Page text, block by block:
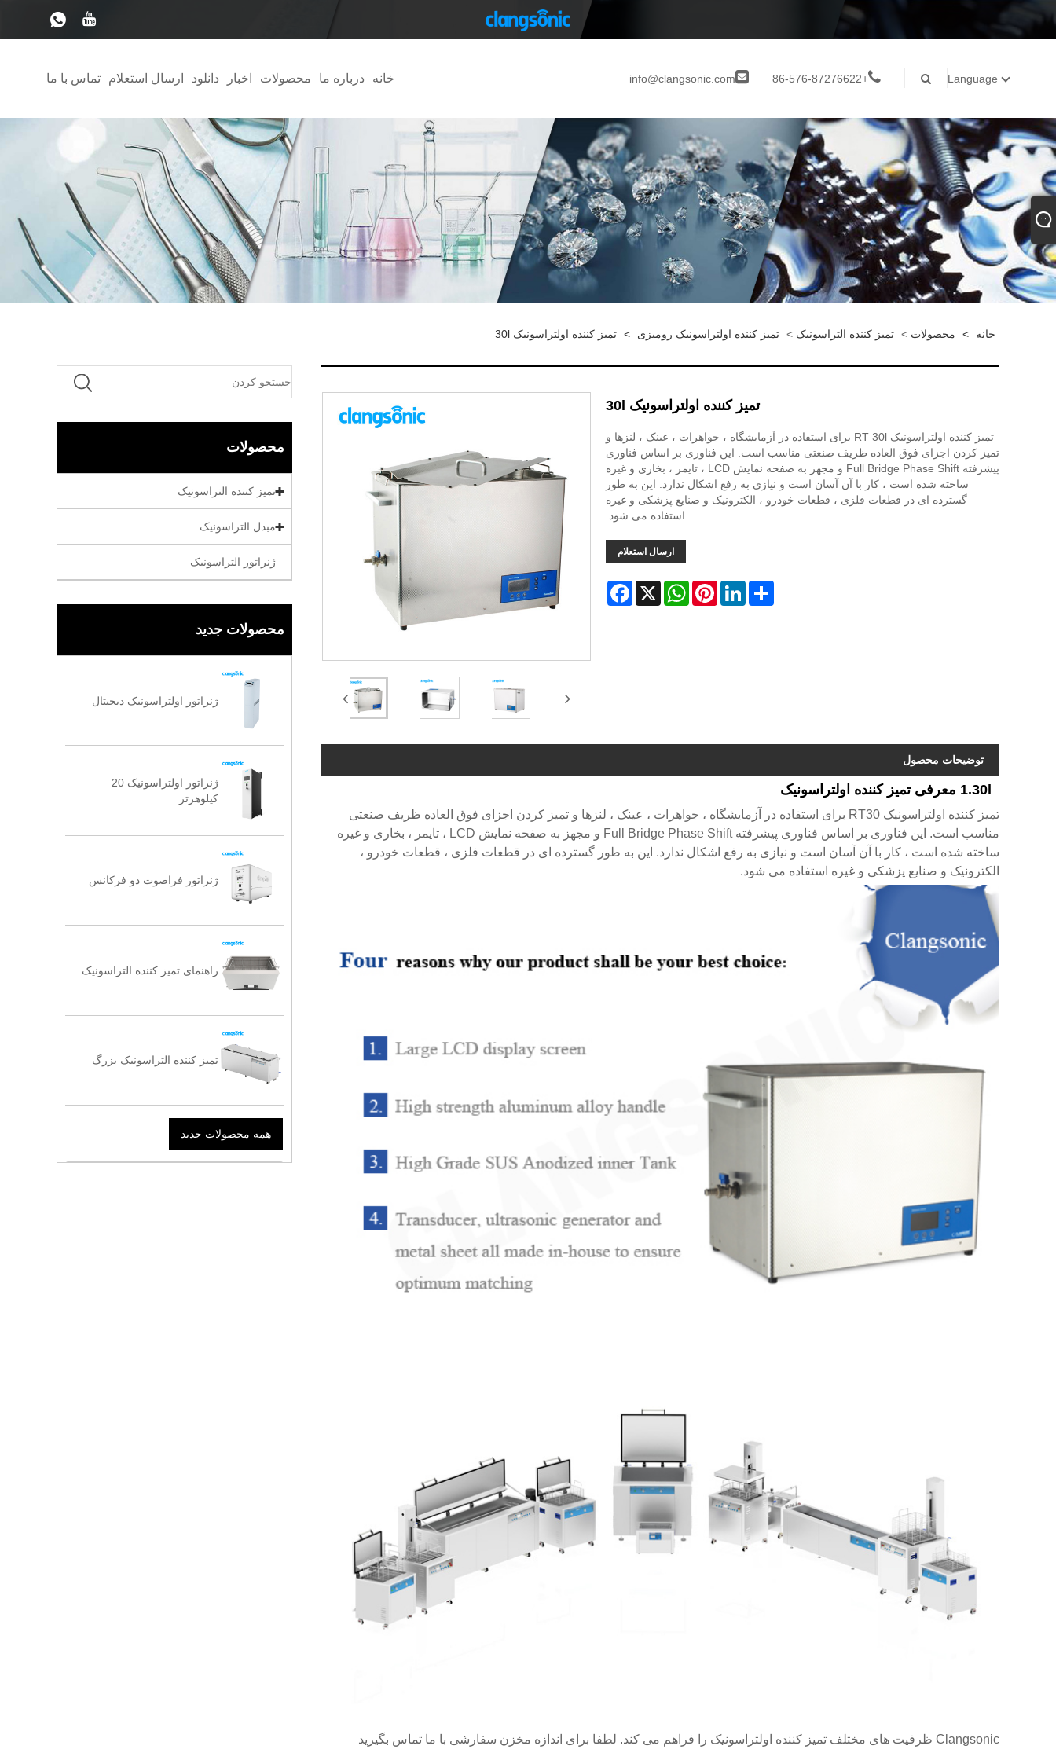
خانه درباره ما محصولات اخبار دانلود ارسال استعلام تماس با ما info@clangsonic.com +86-576-87276622 Language
خانه > محصولات > تمیز کننده التراسونیک > تمیز کننده اولتراسونیک رومیزی > تمیز کننده اولتراسونیک 30l
محصولات
تمیز کننده التراسونیک
مبدل التراسونیک
ژنراتور التراسونیک
محصولات جدید
ژنراتور اولتراسونیک دیجیتال
ژنراتور اولتراسونیک 20
کیلوهرتز
ژنراتور فراصوت دو فرکانس
راهنمای تمیز کننده التراسونیک
تمیز کننده التراسونیک بزرگ
همه محصولات جدید
تمیز کننده اولتراسونیک 30l
تمیز کننده اولتراسونیک RT 30l برای استفاده در آزمایشگاه ، جواهرات ، عینک ، لنزها و
تمیز کردن اجزای فوق العاده ظریف صنعتی مناسب است. این فناوری بر اساس فناوری
پیشرفته Full Bridge Phase Shift و مجهز به صفحه نمایش LCD ، تایمر ، بخاری و غیره
ساخته شده است ، کار با آن آسان است و نیازی به رفع اشکال ندارد. این به طور
گسترده ای در قطعات فلزی ، قطعات خودرو ، الکترونیک و صنایع پزشکی و غیره
استفاده می شود.
ارسال استعلام
Facebook X
WhatsAppPinterestLinkedInShare
توضیحات محصول
1.30l معرفی تمیز کننده اولتراسونیک
تمیز کننده اولتراسونیک RT30 برای استفاده در آزمایشگاه ، جواهرات ، عینک ، لنزها و تمیز کردن اجزای فوق العاده ظریف صنعتی
مناسب است. این فناوری بر اساس فناوری پیشرفته Full Bridge Phase Shift و مجهز به صفحه نمایش LCD ، تایمر ، بخاری و غیره
ساخته شده است ، کار با آن آسان است و نیازی به رفع اشکال ندارد. این به طور گسترده ای در قطعات فلزی ، قطعات خودرو ،
الکترونیک و صنایع پزشکی و غیره استفاده می شود.
Clangsonic ظرفیت های مختلف تمیز کننده اولتراسونیک را فراهم می کند. لطفا برای اندازه مخزن سفارشی با ما تماس بگیرید